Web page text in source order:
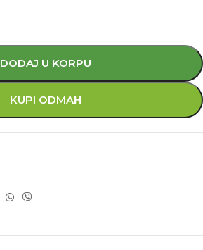
DODAJ U KORPU
KUPI ODMAH